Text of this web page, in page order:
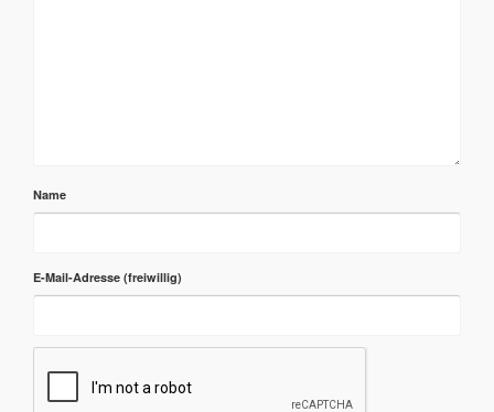
Name
E-Mail-Adresse